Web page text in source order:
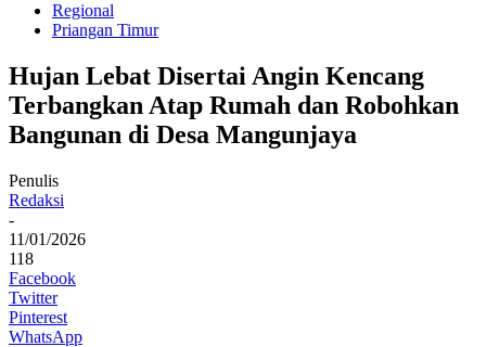
Regional
Priangan Timur
Hujan Lebat Disertai Angin Kencang
Terbangkan Atap Rumah dan Robohkan
Bangunan di Desa Mangunjaya
Penulis
Redaksi
-
11/01/2026
118
Facebook
Twitter
Pinterest
WhatsApp